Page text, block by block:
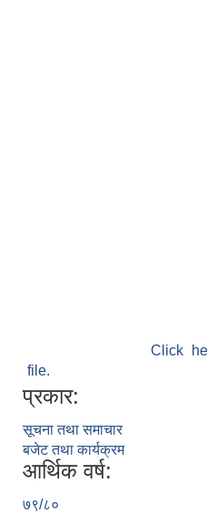
Click
file.
प्रकार:
सूचना तथा समाचार
बजेट तथा कार्यक्रम
आर्थिक वर्ष:
७९/८०